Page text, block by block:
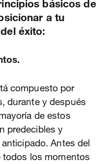
básicos de
a tu
éxito:
compuesto por
durante y después
de estos
predecibles y
Antes del
todos los momentos